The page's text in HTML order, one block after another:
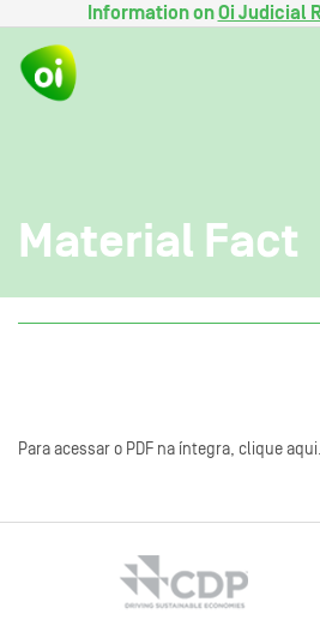
Information onOi Judicial
Material Fact
Para acessar o PDF na íntegra, clique aqui.